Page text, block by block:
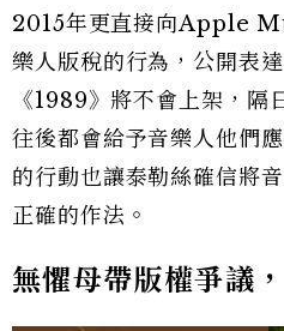
2015年更直接向Apple
樂人版稅的行為，公開表
《1989》將不會上架，隔
往後都會給予音樂人他們
的行動也讓泰勒絲確信將
正確的作法。
無懼母帶版權爭議